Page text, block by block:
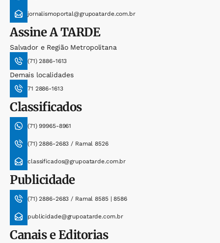
jornalismoportal@grupoatarde.com.br
AssineA TARDE
Salvador e Região Metropolitana
(71) 2886-1613
Demais localidades
71 2886-1613
Classificados
(71) 99965-8961
(71) 2886-2683 / Ramal 8526
classificados@grupoatarde.com.br
Publicidade
(71) 2886-2683 / Ramal 8585 | 8586
publicidade@grupoatarde.com.br
Canais e Editorias